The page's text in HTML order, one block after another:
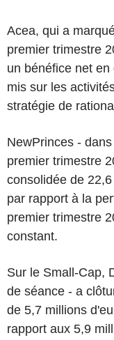
Acea, qui a
premier trimestre
un bénéfice net
mis sur les
stratégie de
NewPrinces -
premier trimestre
consolidée de
par rapport à la
premier trimestre
constant.
Sur le Small-Cap,
de séance - a
de 5,7 millions
rapport aux 5,9